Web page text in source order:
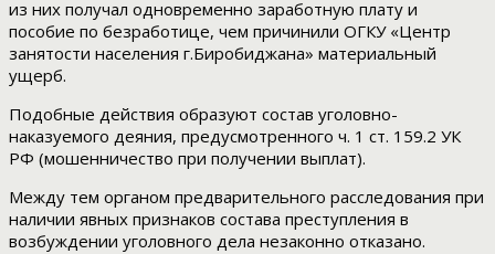
из них получал одновременно заработную плату и
пособие по безработице, чем причинили ОГКУ «Центр
занятости населения г.Биробиджана» материальный
ущерб.
Подобные действия образуют состав уголовно-
наказуемого деяния, предусмотренного ч. 1 ст. 159.2 УК
РФ (мошенничество при получении выплат).
Между тем органом предварительного расследования при
наличии явных признаков состава преступления в
возбуждении уголовного дела незаконно отказано.